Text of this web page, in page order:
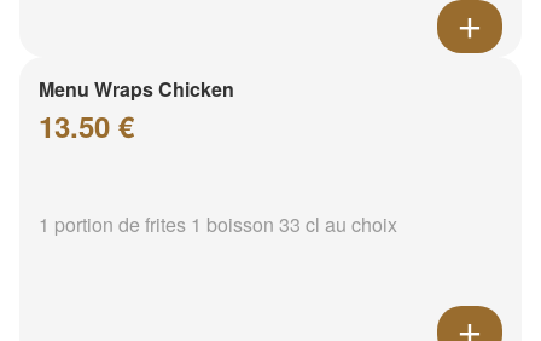
Menu Wraps Chicken
13.50 €
1 portion de frites 1 boisson 33 cl au choix